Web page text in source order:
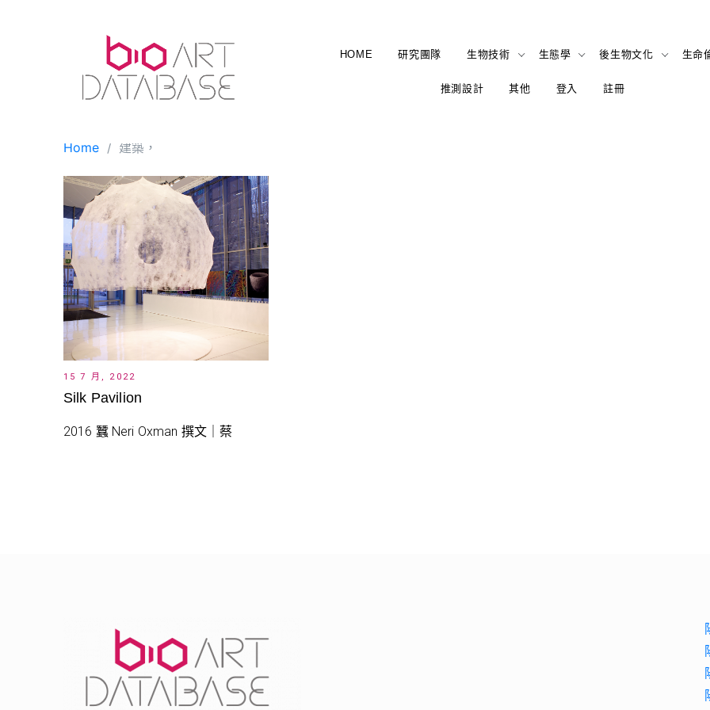
HOME 研究團隊 生物技術 生態學 後生物文化 生命
推測設計 其他 登入 註冊
Home 建築，
15 7 月, 2022
Silk Pavilion
2016 蠶 Neri Oxman 撰文｜蔡